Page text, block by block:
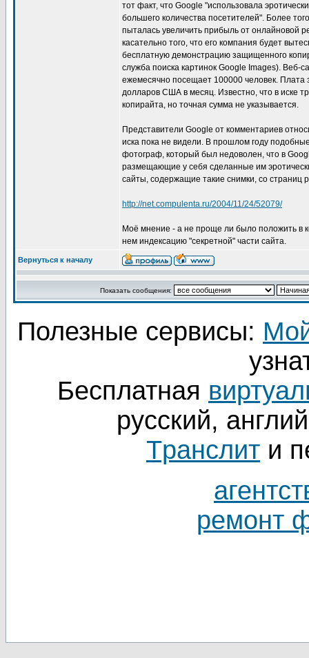
тот факт, что Google "использовала
большего количества посетителей". Более
пыталась увеличить прибыль от онлайновой
касательно того, что его компания будет
бесплатную демонстрацию защищенного
служба поиска картинок Google Images). Веб-
ежемесячно посещает 100000 человек. Плата
долларов США в месяц. Известно, что в иске
копирайта, но точная сумма не указывается.
Представители Google от комментариев
иска пока не видели. В прошлом году
фотограф, который был недоволен, что в
размещающие у себя сделанные им
сайты, содержащие такие снимки, со страниц
http://net.compulenta.ru/2004/11/24/52079/
Моё мнение - а не проще ли было положить в
нем индексацию "секретной" части сайта.
Вернуться к началу
Показать сообщения:
Полезные сервисы:
Бесплатная
русский,
Tранслит и
ремонт